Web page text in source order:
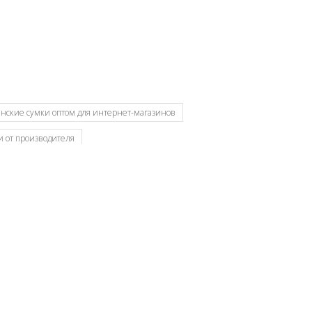
сумки оптом для интернет-магазинов
производителя